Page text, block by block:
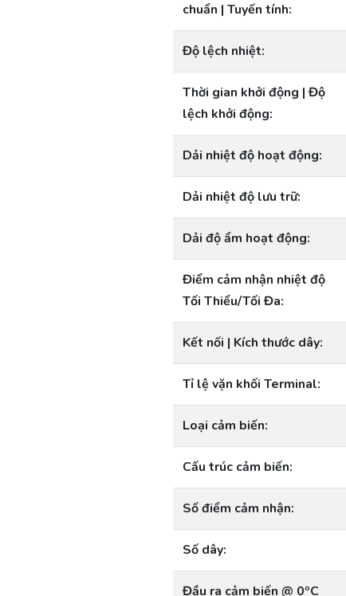
chuẩn | Tuyến tính:
Độ lệch nhiệt:
Thời gian khởi động | Độ
lệch khởi động:
Dải nhiệt độ hoạt động:
Dải nhiệt độ lưu trữ:
Dải độ ẩm hoạt động:
Điểm cảm nhận nhiệt độ
Tối Thiểu/Tối Đa:
Kết nối | Kích thước dây:
Tỉ lệ vặn khối Terminal:
Loại cảm biến:
Cấu trúc cảm biến:
Số điểm cảm nhận:
Số dây:
Đầu ra cảm biến @ 0ºC